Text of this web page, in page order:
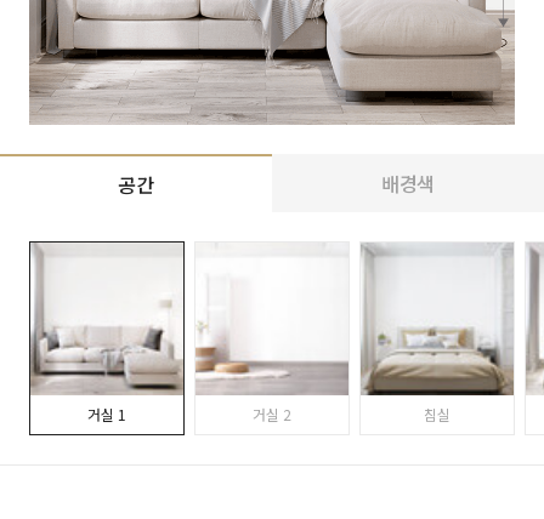
공간 배경색
거실 1 거실 2 침실